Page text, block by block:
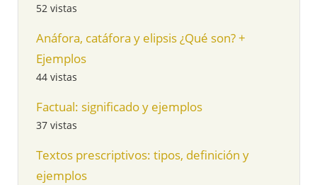
52 vistas
Anáfora, catáfora y elipsis ¿Qué son? +
Ejemplos
44 vistas
Factual: significado y ejemplos
37 vistas
Textos prescriptivos: tipos, definición y
ejemplos